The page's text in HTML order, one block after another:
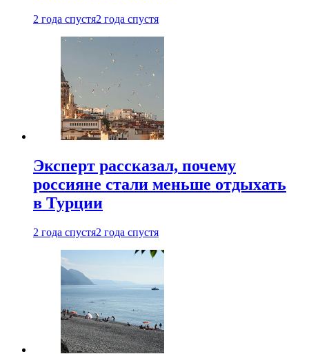
2 года спустя2 года спустя
Эксперт рассказал, почему
россияне стали меньше отдыхать
в Турции
2 года спустя2 года спустя